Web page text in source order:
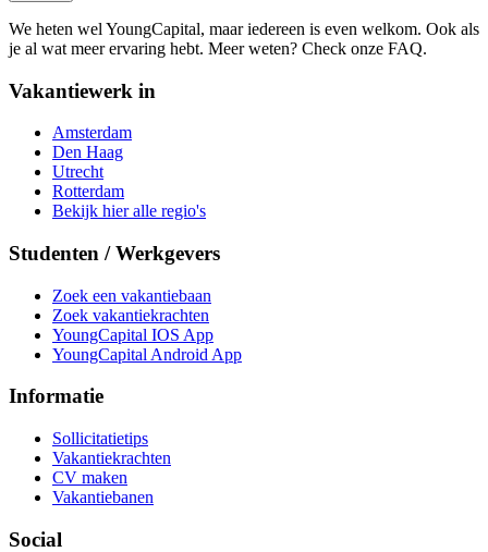
We heten wel YoungCapital, maar iedereen is even welkom. Ook als
je al wat meer ervaring hebt. Meer weten? Check onze FAQ.
Vakantiewerk in
Amsterdam
Den Haag
Utrecht
Rotterdam
Bekijk hier alle regio's
Studenten / Werkgevers
Zoek een vakantiebaan
Zoek vakantiekrachten
YoungCapital IOS App
YoungCapital Android App
Informatie
Sollicitatietips
Vakantiekrachten
CV maken
Vakantiebanen
Social